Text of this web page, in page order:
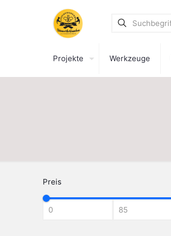
Projekte Werkzeuge
Preis